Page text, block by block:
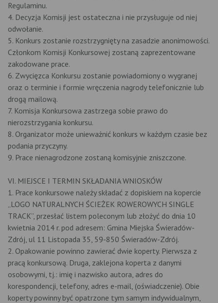
Regulaminu.
4. Decyzja Komisji jest ostateczna i nie przysługuje od niej
odwołanie.
5. Konkurs zostanie rozstrzygnięty na zasadzie anonimowości.
Członkom Komisji Konkursowej zostaną zaprezentowane
zakodowane prace.
6. Zwycięzca Konkursu zostanie powiadomiony o wygranej
oraz o terminie i formie wręczenia nagrody telefonicznie lub
drogą mailową.
7. Komisja Konkursowa zastrzega sobie prawo do
nierozstrzygania konkursu.
8. Organizator może unieważnić konkurs w każdym czasie bez
podania przyczyny.
9. Prace nienagrodzone zostaną komisyjnie zniszczone.
VI. MIEJSCE I TERMIN SKŁADANIA WNIOSKÓW
1. Prace konkursowe należy składać z dopiskiem na kopercie
„LOGO NATURALNYCH ŚCIEŻEK ROWEROWYCH SINGLE
TRACK”, przesłać listem poleconym lub złożyć do dnia 10
kwietnia 2014 r. pod adresem: Gmina Miejska Świeradów-
Zdrój, ul 11 Listopada 35, 59-850 Świeradów-Zdrój.
2. Opakowanie powinno zawierać dwie koperty. Pierwsza z
pracą konkursową. Druga, zaklejona koperta z danymi
osobowymi, tj.: imię i nazwisko autora, adres do
korespondencji, telefony, adres e-mail, (oświadczenie). Obie
koperty powinny być opatrzone tym samym indywidualnym,